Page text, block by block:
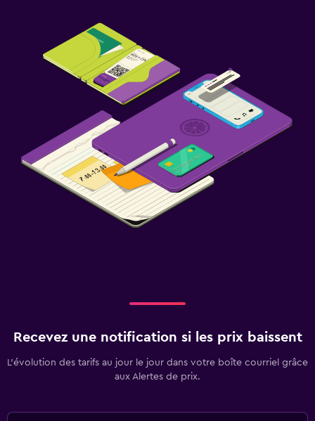
Recevez une notification si les prix baissent
L’évolution des tarifs au jour le jour dans votre boîte courriel grâce
aux Alertes de prix.